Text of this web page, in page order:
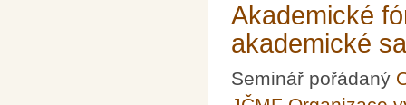
Akademické
akademické
Seminář pořádaný